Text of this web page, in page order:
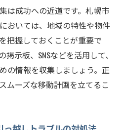
は成功への近道です。札幌市
おいては、地域の特性や物件
把握しておくことが重要で
示板、SNSなどを活用して、
の情報を収集しましょう。正
ムーズな移動計画を立てるこ